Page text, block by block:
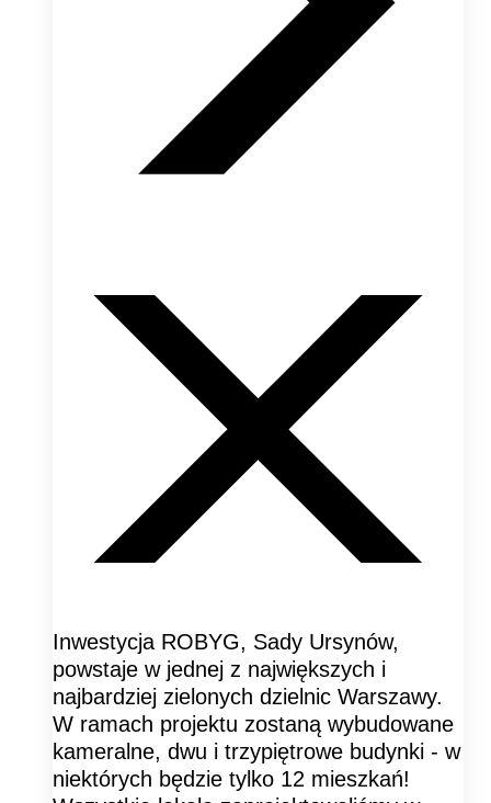
Inwestycja ROBYG, Sady Ursynów,
powstaje w jednej z największych i
najbardziej zielonych dzielnic Warszawy.
W ramach projektu zostaną wybudowane
kameralne, dwu i trzypiętrowe budynki - w
niektórych będzie tylko 12 mieszkań!